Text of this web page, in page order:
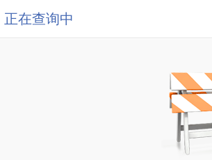
正在查询中